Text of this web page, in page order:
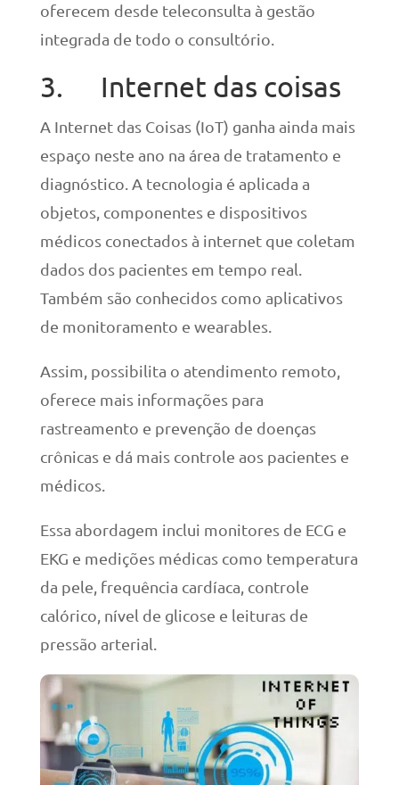
oferecem desde teleconsulta à gestão
integrada de todo o consultório.
3. Internet das coisas
A Internet das Coisas (IoT) ganha ainda mais
espaço neste ano na área de tratamento e
diagnóstico. A tecnologia é aplicada a
objetos, componentes e dispositivos
médicos conectados à internet que coletam
dados dos pacientes em tempo real.
Também são conhecidos como aplicativos
de monitoramento e wearables.
Assim, possibilita o atendimento remoto,
oferece mais informações para
rastreamento e prevenção de doenças
crônicas e dá mais controle aos pacientes e
médicos.
Essa abordagem inclui monitores de ECG e
EKG e medições médicas como temperatura
da pele, frequência cardíaca, controle
calórico, nível de glicose e leituras de
pressão arterial.